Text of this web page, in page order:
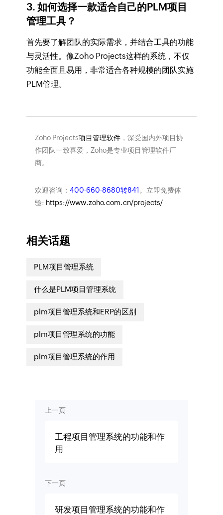
3. 如何选择一款适合自己的PLM项目
管理工具？
首先要了解团队的实际需求，并结合工具的功能
与灵活性。像Zoho Projects这样的系统，不仅
功能全面且易用，非常适合各种规模的团队实施
PLM管理。
Zoho Projects项目管理软件，深受国内外项目协
作团队一致喜爱，Zoho是专业项目管理软件厂
商。
欢迎咨询： 400-660-8680转841 。立即免费体
验: https://www.zoho.com.cn/projects/
相关话题
PLM项目管理系统
什么是PLM项目管理系统
plm项目管理系统和ERP的区别
plm项目管理系统的功能
plm项目管理系统的作用
上一页
工程项目管理系统的功能和作
用
下一页
研发项目管理系统的功能和作